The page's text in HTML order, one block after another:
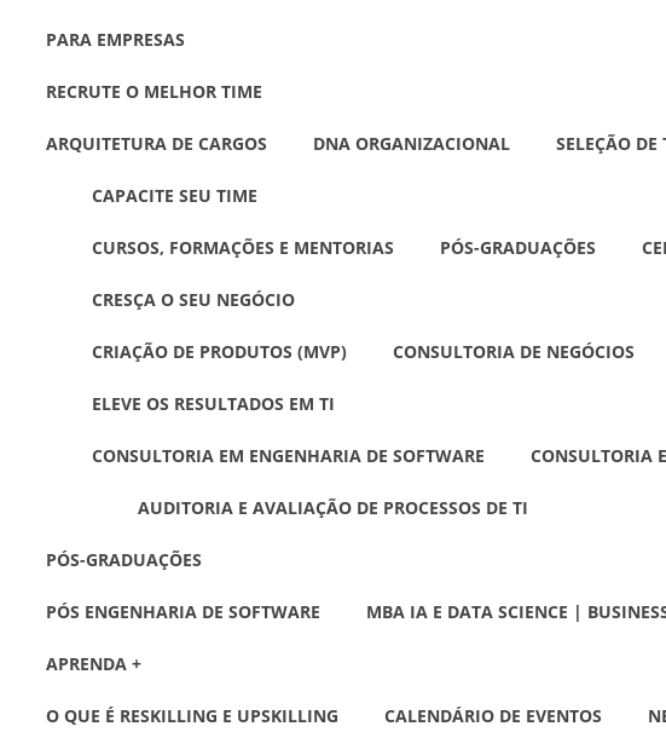
PARA EMPRESAS
RECRUTE O MELHOR TIME
ARQUITETURA DE CARGOS DNA ORGANIZACIONAL SELEÇÃO DE
CAPACITE SEU TIME
CURSOS, FORMAÇÕES E MENTORIAS PÓS-GRADUAÇÕES
CRESÇA O SEU NEGÓCIO
CRIAÇÃO DE PRODUTOS (MVP) CONSULTORIA DE NEGÓCIOS
ELEVE OS RESULTADOS EM TI
CONSULTORIA EM ENGENHARIA DE SOFTWARE CONSULTORIA
AUDITORIA E AVALIAÇÃO DE PROCESSOS DE TI
PÓS-GRADUAÇÕES
PÓS ENGENHARIA DE SOFTWARE MBA IA E DATA SCIENCE |
APRENDA +
O QUE É RESKILLING E UPSKILLING CALENDÁRIO DE EVENTOS